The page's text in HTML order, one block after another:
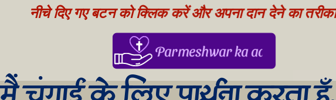
नीचे दिए गए बटन को क्लिक करें और अपना दान देने का
Parmeshwar ka aabhar, aapke